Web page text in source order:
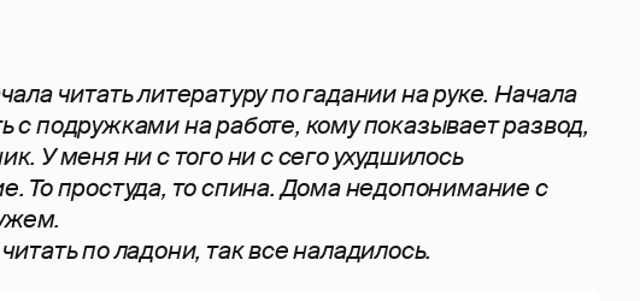
читать литературу по гадании на руке. Начала
с подружками на работе, кому показывает развод,
У меня ни с того ни с сего ухудшилось
То простуда, то спина. Дома недопонимание с
по ладони, так все наладилось.